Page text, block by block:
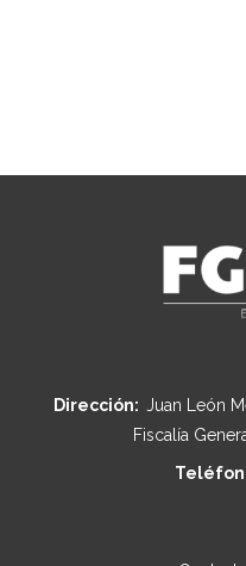
Dirección: Juan León
Fiscalía